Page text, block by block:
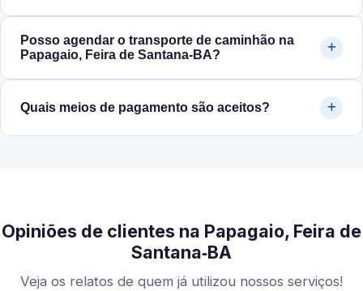
Posso agendar o transporte de caminhão na
Papagaio, Feira de Santana‑BA?
Quais meios de pagamento são aceitos?
Opiniões de clientes na Papagaio, Feira de
Santana‑BA
Veja os relatos de quem já utilizou nossos serviços!